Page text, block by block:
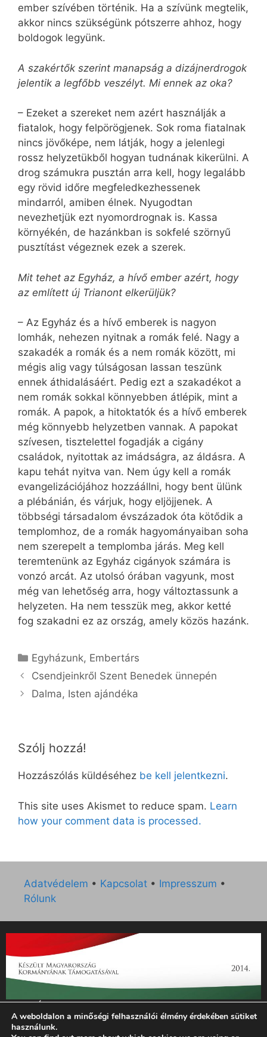
ember szívében történik. Ha a szívünk megtelik,
akkor nincs szükségünk pótszerre ahhoz, hogy
boldogok legyünk.
A szakértők szerint manapság a dizájnerdrogok
jelentik a legfőbb veszélyt. Mi ennek az oka?
– Ezeket a szereket nem azért használják a
fiatalok, hogy felpörögjenek. Sok roma fiatalnak
nincs jövőképe, nem látják, hogy a jelenlegi
rossz helyzetükből hogyan tudnának kikerülni. A
drog számukra pusztán arra kell, hogy legalább
egy rövid időre megfeledkezhessenek
mindarról, amiben élnek. Nyugodtan
nevezhetjük ezt nyomordrognak is. Kassa
környékén, de hazánkban is sokfelé szörnyű
pusztítást végeznek ezek a szerek.
Mit tehet az Egyház, a hívő ember azért, hogy
az említett új Trianont elkerüljük?
– Az Egyház és a hívő emberek is nagyon
lomhák, nehezen nyitnak a romák felé. Nagy a
szakadék a romák és a nem romák között, mi
mégis alig vagy túlságosan lassan teszünk
ennek áthidalásáért. Pedig ezt a szakadékot a
nem romák sokkal könnyebben átlépik, mint a
romák. A papok, a hitoktatók és a hívő emberek
még könnyebb helyzetben vannak. A papokat
szívesen, tisztelettel fogadják a cigány
családok, nyitottak az imádságra, az áldásra. A
kapu tehát nyitva van. Nem úgy kell a romák
evangelizációjához hozzáállni, hogy bent ülünk
a plébánián, és várjuk, hogy eljöjjenek. A
többségi társadalom évszázadok óta kötődik a
templomhoz, de a romák hagyományaiban soha
nem szerepelt a templomba járás. Meg kell
teremtenünk az Egyház cigányok számára is
vonzó arcát. Az utolsó órában vagyunk, most
még van lehetőség arra, hogy változtassunk a
helyzeten. Ha nem tesszük meg, akkor ketté
fog szakadni ez az ország, amely közös hazánk.
Kategória
Egyházunk, Embertárs
Csendjeinkről Szent Benedek ünnepén
Dalma, Isten ajándéka
Szólj hozzá!
Hozzászólás küldéséhez be kell jelentkezni.
This site uses Akismet to reduce spam. Learn
how your comment data is processed.
Adatvédelem • Kapcsolat • Impresszum •
Rólunk
„Az Új Ember katolikus hetilap 2014. évi működésének
támogatását az EGYH-KCP-14-P-0121 sz. támogatási
szerződés keretében 3 000 000 Ft összegben támogatta az
A weboldalon a minőségi felhasználói élmény érdekében sütiket
használunk.